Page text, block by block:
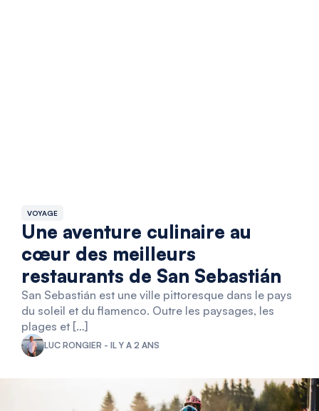
VOYAGE
Une aventure culinaire au
cœur des meilleurs
restaurants de San Sebastián
San Sebastián est une ville pittoresque dans le pays
du soleil et du flamenco. Outre les paysages, les
plages et […]
LUC RONGIER - IL Y A 2 ANS